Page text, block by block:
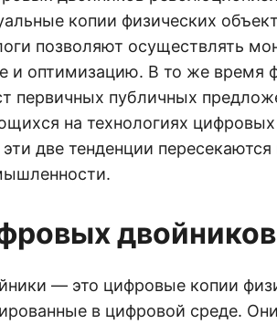
копии физических
позволяют осуществлять
и оптимизацию. В то же время
первичных публичных
на технологиях
эти две тенденции
двойников
— это цифровые копии
в цифровой среде.